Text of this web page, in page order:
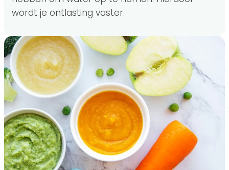
wordt je ontlasting vaster.